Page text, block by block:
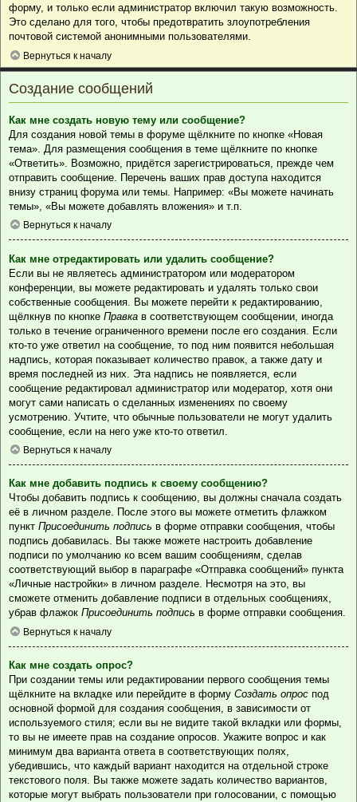
форму, и только если администратор включил такую возможность.
Это сделано для того, чтобы предотвратить злоупотребления
почтовой системой анонимными пользователями.
Вернуться к началу
Создание сообщений
Как мне создать новую тему или сообщение?
Для создания новой темы в форуме щёлкните по кнопке «Новая
тема». Для размещения сообщения в теме щёлкните по кнопке
«Ответить». Возможно, придётся зарегистрироваться, прежде чем
отправить сообщение. Перечень ваших прав доступа находится
внизу страниц форума или темы. Например: «Вы можете начинать
темы», «Вы можете добавлять вложения» и т.п.
Вернуться к началу
Как мне отредактировать или удалить сообщение?
Если вы не являетесь администратором или модератором
конференции, вы можете редактировать и удалять только свои
собственные сообщения. Вы можете перейти к редактированию,
щёлкнув по кнопке Правка в соответствующем сообщении, иногда
только в течение ограниченного времени после его создания. Если
кто-то уже ответил на сообщение, то под ним появится небольшая
надпись, которая показывает количество правок, а также дату и
время последней из них. Эта надпись не появляется, если
сообщение редактировал администратор или модератор, хотя они
могут сами написать о сделанных изменениях по своему
усмотрению. Учтите, что обычные пользователи не могут удалить
сообщение, если на него уже кто-то ответил.
Вернуться к началу
Как мне добавить подпись к своему сообщению?
Чтобы добавить подпись к сообщению, вы должны сначала создать
её в личном разделе. После этого вы можете отметить флажком
пункт Присоединить подпись в форме отправки сообщения, чтобы
подпись добавилась. Вы также можете настроить добавление
подписи по умолчанию ко всем вашим сообщениям, сделав
соответствующий выбор в параграфе «Отправка сообщений» пункта
«Личные настройки» в личном разделе. Несмотря на это, вы
сможете отменить добавление подписи в отдельных сообщениях,
убрав флажок Присоединить подпись в форме отправки сообщения.
Вернуться к началу
Как мне создать опрос?
При создании темы или редактировании первого сообщения темы
щёлкните на вкладке или перейдите в форму Создать опрос под
основной формой для создания сообщения, в зависимости от
используемого стиля; если вы не видите такой вкладки или формы,
то вы не имеете прав на создание опросов. Укажите вопрос и как
минимум два варианта ответа в соответствующих полях,
убедившись, что каждый вариант находится на отдельной строке
текстового поля. Вы также можете задать количество вариантов,
которые могут выбрать пользователи при голосовании, с помощью